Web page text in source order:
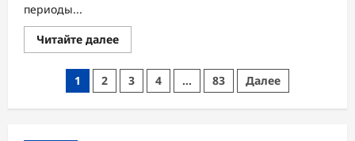
периоды...
Читайте далееПрочитать
больше
Как
стать
бизнесменом:
5
Пагинация
записей
1 2 3 4 … 83 Далее